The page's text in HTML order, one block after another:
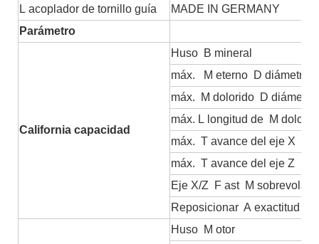
L acoplador de tornillo guía
MADE IN GERMANY
Parámetro
California capacidad
Huso B mineral
máx.
M eterno D diámetro:
máx.
M dolorido D diámetro
máx. L longitud de M
máx. T avance del eje X
máx. T avance del eje Z
Eje X/Z
F ast M
Reposicionar A exactitud
Huso M otor